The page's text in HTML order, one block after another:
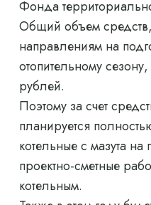
Фонда
Общий объем
направлениям на
отопительному
рублей.
Поэтому за счет
планируется
котельные с мазута
проектно-сметные
котельным.